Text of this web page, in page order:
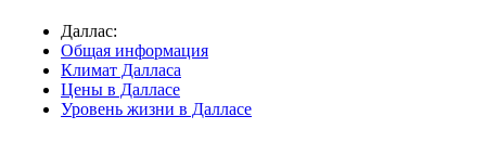
Даллас:
Общая информация
Климат Далласа
Цены в Далласе
Уровень жизни в Далласе